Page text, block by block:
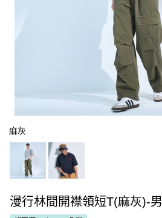
麻灰
漫行林間開襟領短T(麻灰)-男